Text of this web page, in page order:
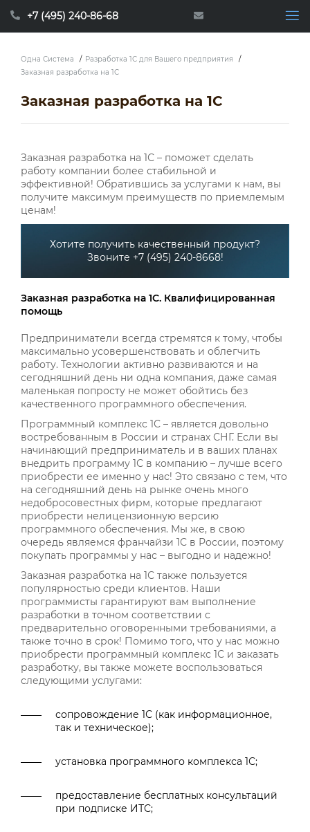
+7 (495) 240-86-68
Одна Система / Разработка 1С для Вашего предприятия
/
Заказная разработка на 1С
Заказная разработка на 1С
Заказная разработка на 1С – поможет сделать
работу компании более стабильной и
эффективной! Обратившись за услугами к нам, вы
получите максимум преимуществ по приемлемым
ценам!
Хотите получить качественный продукт?
Звоните +7 (495) 240-8668!
Заказная разработка на 1С. Квалифицированная
помощь
Предприниматели всегда стремятся к тому, чтобы
максимально усовершенствовать и облегчить
работу. Технологии активно развиваются и на
сегодняшний день ни одна компания, даже самая
маленькая попросту не может обойтись без
качественного программного обеспечения.
Программный комплекс 1С – является довольно
востребованным в России и странах СНГ. Если вы
начинающий предприниматель и в ваших планах
внедрить программу 1С в компанию – лучше всего
приобрести ее именно у нас! Это связано с тем, что
на сегодняшний день на рынке очень много
недобросовестных фирм, которые предлагают
приобрести нелицензионную версию
программного обеспечения. Мы же, в свою
очередь являемся франчайзи 1С в России, поэтому
покупать программы у нас – выгодно и надежно!
Заказная разработка на 1С также пользуется
популярностью среди клиентов. Наши
программисты гарантируют вам выполнение
разработки в точном соответствии с
предварительно оговоренными требованиями, а
также точно в срок! Помимо того, что у нас можно
приобрести программный комплекс 1С и заказать
разработку, вы также можете воспользоваться
следующими услугами:
сопровождение 1С (как информационное,
так и техническое);
установка программного комплекса 1С;
предоставление бесплатных консультаций
при подписке ИТС;